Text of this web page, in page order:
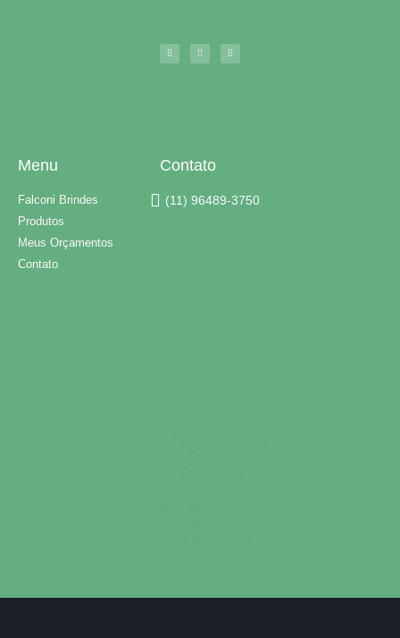
Menu
Falconi Brindes
Produtos
Meus Orçamentos
Contato
Contato
(11) 96489-3750